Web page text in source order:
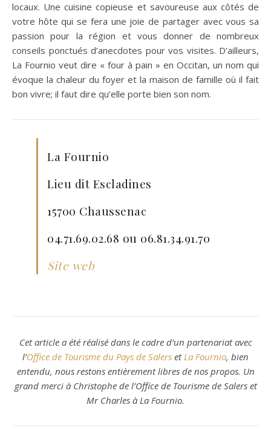
locaux. Une cuisine copieuse et savoureuse aux côtés de
votre hôte qui se fera une joie de partager avec vous sa
passion pour la région et vous donner de nombreux
conseils ponctués d’anecdotes pour vos visites. D’ailleurs,
La Fournio veut dire « four à pain » en Occitan, un nom qui
évoque la chaleur du foyer et la maison de famille où il fait
bon vivre; il faut dire qu’elle porte bien son nom.
La Fournio
Lieu dit Escladines
15700 Chaussenac
04.71.69.02.68 ou 06.81.34.91.70
Site web
Cet article a été réalisé dans le cadre d’un partenariat avec
l’Office de Tourisme du Pays de Salers etLa Fournio, bien
entendu, nous restons entièrement libres de nos propos. Un
grand merci à Christophe de l’Office de Tourisme de Salers et
Mr Charles à La Fournio.